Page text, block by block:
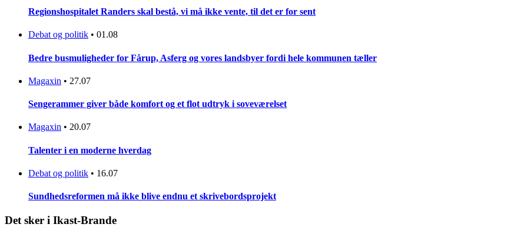
Regionshospitalet Randers skal bestå, vi må ikke vente, til det er for sent
Debat og politik • 01.08
Bedre busmuligheder for Fårup, Asferg og vores landsbyer fordi hele kommunen tæller
Magaxin • 27.07
Sengerammer giver både komfort og et flot udtryk i soveværelset
Magaxin • 20.07
Talenter i en moderne hverdag
Debat og politik • 16.07
Sundhedsreformen må ikke blive endnu et skrivebordsprojekt
Det sker i Ikast-Brande